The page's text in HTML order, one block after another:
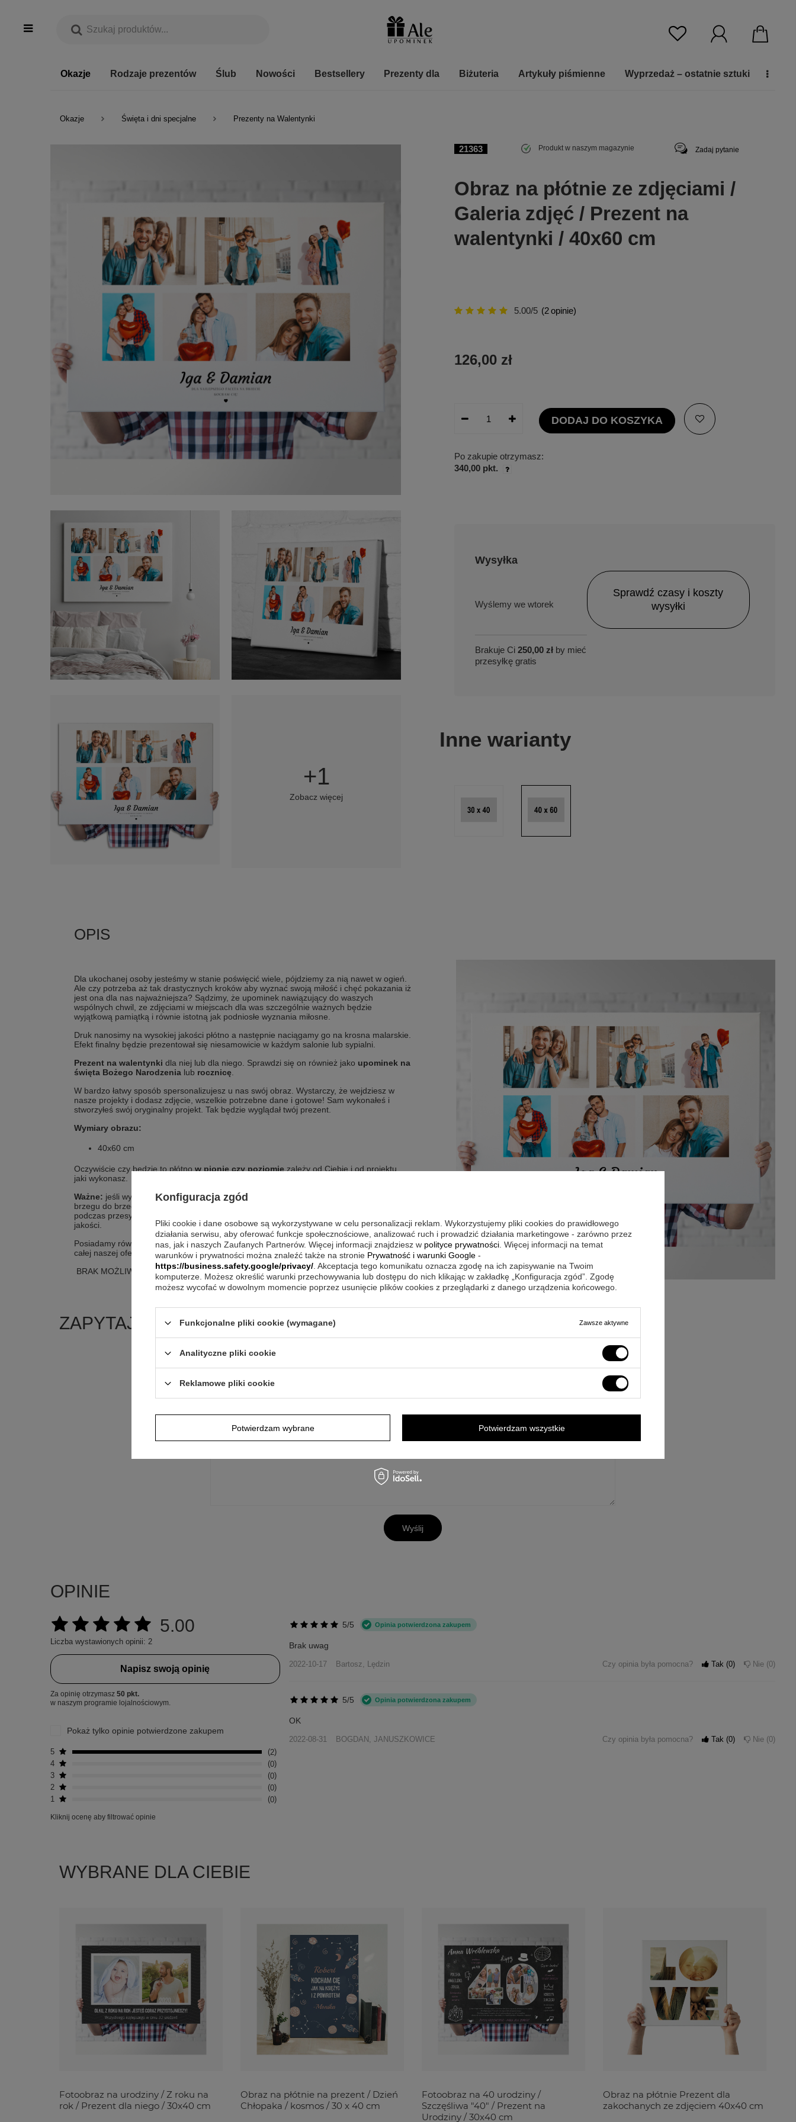
Okazje Rodzaje prezentów Ślub Nowości Bestsellery Prezenty dla Biżuteria Artykuły piśmienne Wyprzedaż – ostatnie sztuki
Okazje Święta i dni specjalne Prezenty na Walentynki
+1
Zobacz więcej
21363 Produkt w naszym magazynie Zadaj pytanie
Obraz na płótnie ze zdjęciami /
Galeria zdjęć / Prezent na
walentynki / 40x60 cm
5.00/5 (2opinie)
126,00 zł
DODAJ DO KOSZYKA
Po zakupie otrzymasz:
340,00 pkt.
Wysyłka
we wtorek
Brakuje Ci 250,00 zł by mieć
przesyłkę gratis
Sprawdź czasy i koszty
wysyłki
Inne warianty
Dla ukochanej osoby jesteśmy w stanie poświęcić wiele, pójdziemy za nią nawet w ogień.
Ale czy potrzeba aż tak drastycznych kroków aby wyznać swoją miłość i chęć pokazania iż
jest ona dla nas najważniejsza? Sądzimy, że upominek nawiązujący do waszych
wspólnych chwil, ze zdjęciami w miejscach dla was szczególnie ważnych będzie
wyjątkową pamiątką i równie istotną jak podniosłe wyznania miłosne.
Druk nanosimy na wysokiej jakości płótno a następnie naciągamy go na krosna malarskie.
Efekt finalny będzie prezentował się niesamowicie w każdym salonie lub sypialni.
Prezent na walentynki dla niej lub dla niego. Sprawdzi się on również jako upominek na
święta Bożego Narodzenia lub rocznicę
W bardzo łatwy sposób spersonalizujesz u nas swój obraz. Wystarczy, że wejdziesz w
nasze projekty i dodasz zdjęcie, wszelkie potrzebne dane i gotowe! Sam wykonałeś i
stworzyłeś swój oryginalny projekt. Tak będzie wyglądał twój prezent.
Wymiary obrazu:
40x60 cm
Oczywiście czy będzie to płótno w pionie czy poziomie zależy od Ciebie i od projektu
jaki wykonasz.
Ważne: jeśli wybierają Państwo aby na płótnie było tylko zdjęcie:
brzegu do brzegu, łącznie z bokami (5 cm spadu) więc prosimy to wziąć pod uwagę
podczas przesyłania do nas fotografii. Prosimy również o przesyłanie zdjęć wysokiej
jakości.
Posiadamy również obrazy w innych rozmiarach oraz na inne okazje, zapraszamy do
całej naszej oferty.
BRAK MOŻLIWOŚCI USŁUGI PAKOWANIA NA PREZENT
ZAPYTAJ O PRODUKT
Jeżeli powyższy opis jest dla Ciebie niewystarczający, prześlij nam swoje pytanie odnośnie tego produktu.
Postaramy się odpowiedzieć tak szybko jak tylko będzie to możliwe.Dane są przetwarzane zgodnie z
Wyślij
OPINIE
5.00
Liczba wystawionych opinii: 2
Napisz swoją opinię
Za opinię otrzymasz 50 pkt.
w naszym programie lojalnościowym.
Pokaż tylko opinie potwierdzone zakupem
5
2
4
0
3
0
2
0
1
0
Kliknij ocenę aby filtrować opinie
5/5 Opinia potwierdzona zakupem
Brak uwag
2022-10-17 Bartosz, Lędzin Czy opinia była pomocna? Tak 0 Nie 0
5/5 Opinia potwierdzona zakupem
OK
2022-08-31 BOGDAN, JANUSZKOWICE Czy opinia była pomocna? Tak 0 Nie 0
WYBRANE DLA CIEBIE
Fotoobraz na urodziny / Z roku na
rok / Prezent dla niego / 30x40 cm
Obraz na płótnie na prezent / Dzień
Chłopaka / kosmos / 30 x 40 cm
Fotoobraz na 40 urodziny /
Szczęśliwa "40" / Prezent na
Urodziny / 30x40 cm
Obraz na płótnie Prezent dla
zakochanych ze zdjęciem 40x40 cm
Konfiguracja zgód
Pliki cookie i dane osobowe są wykorzystywane w celu personalizacji reklam. Wykorzystujemy pliki cookies do prawidłowego
działania serwisu, aby oferować funkcje społecznościowe, analizować ruch i prowadzić działania marketingowe - zarówno przez
nas, jak i naszych Zaufanych Partnerów. Więcej informacji znajdziesz w polityce prywatności . Więcej informacji na temat
warunków i prywatności można znaleźć także na stronie Prywatność i warunki Google -
https://business.safety.google/privacy/ . Akceptacja tego komunikatu oznacza zgodę na ich zapisywanie na Twoim
komputerze. Możesz określić warunki przechowywania lub dostępu do nich klikając w zakładkę „Konfiguracja zgód”. Zgodę
możesz wycofać w dowolnym momencie poprzez usunięcie plików cookies z przeglądarki z danego urządzenia końcowego.
Funkcjonalne pliki cookie (wymagane) Zawsze aktywne
Analityczne pliki cookie
Reklamowe pliki cookie
Potwierdzam wybrane Potwierdzam wszystkie